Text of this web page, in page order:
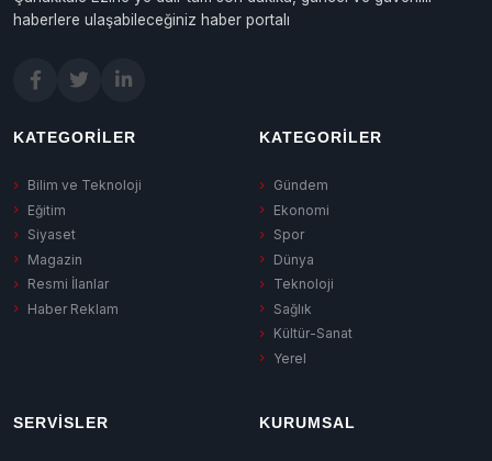
haberlere ulaşabileceğiniz haber portalı
KATEGORILER
Bilim ve Teknoloji
Eğitim
Siyaset
Magazin
Resmi İlanlar
Haber Reklam
KATEGORILER
Gündem
Ekonomi
Spor
Dünya
Teknoloji
Sağlık
Kültür-Sanat
Yerel
SERVISLER KURUMSAL